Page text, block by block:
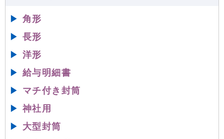
▶ 角形
▶ 長形
▶ 洋形
▶ 給与明細書
▶ マチ付き封筒
▶ 神社用
▶ 大型封筒